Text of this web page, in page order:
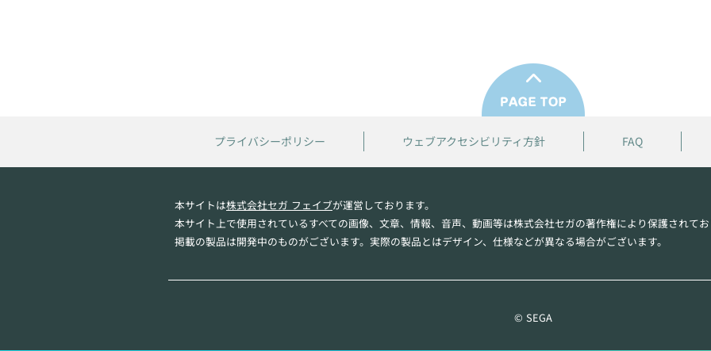
プライバシーポリシー ウェブアクセシビリティ方針 FAQ
本サイトは株式会社セガ フェイブが運営しております。
本サイト上で使用されているすべての画像、文章、情報、音声、動画等は株式会社セガの著作権により保護されてお
掲載の製品は開発中のものがございます。実際の製品とはデザイン、仕様などが異なる場合がございます。
© SEGA